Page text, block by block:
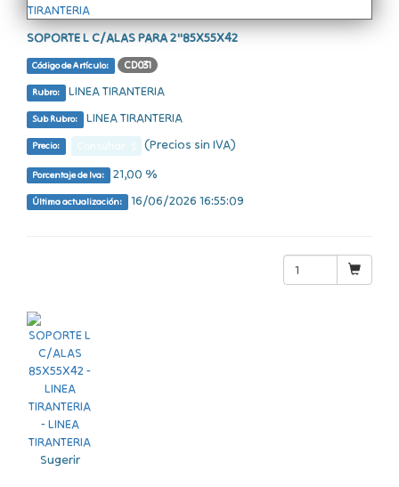
SOPORTE L C/ALAS PARA 2"85X55X42
Código de Artículo: CD031
Rubro: LINEA TIRANTERIA
Sub Rubro: LINEA TIRANTERIA
Precio: (Precios sin IVA)
Porcentaje de Iva: 21,00 %
Última actualización: 16/06/2026 16:55:09
Sugerir